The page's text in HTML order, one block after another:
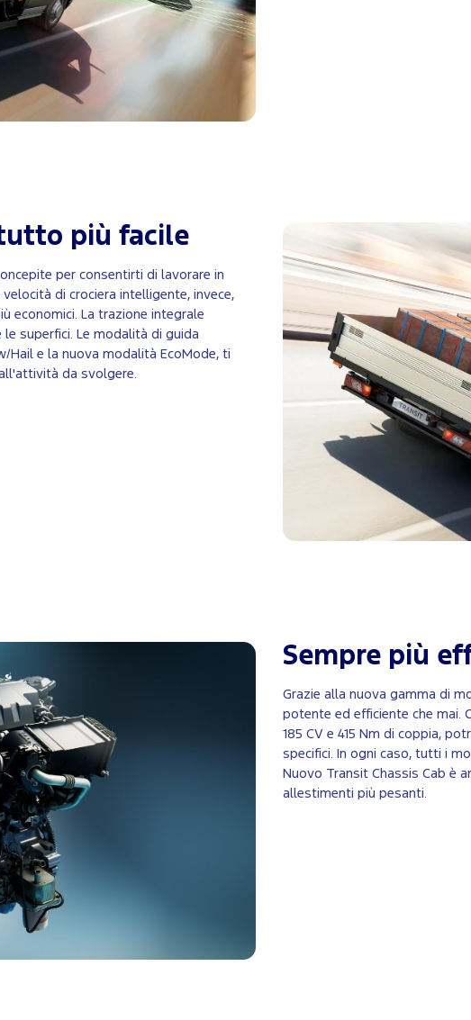
più facile
per consentirti di lavorare in
di crociera intelligente, invece,
economici. La trazione integrale
superfici. Le modalità di guida
Hail e la nuova modalità EcoMode, ti
da svolgere.
Sempre più
Grazie alla nuova gamma di
potente ed efficiente che mai.
185 CV e 415 Nm di coppia,
specifici. In ogni caso, tutti i
Nuovo Transit Chassis Cab è
allestimenti più pesanti.